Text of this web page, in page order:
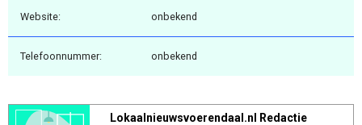
Website: onbekend
Telefoonnummer: onbekend
Lokaalnieuwsvoerendaal.nl Redactie